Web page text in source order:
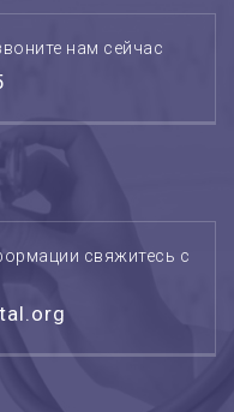
нам сейчас
свяжитесь с